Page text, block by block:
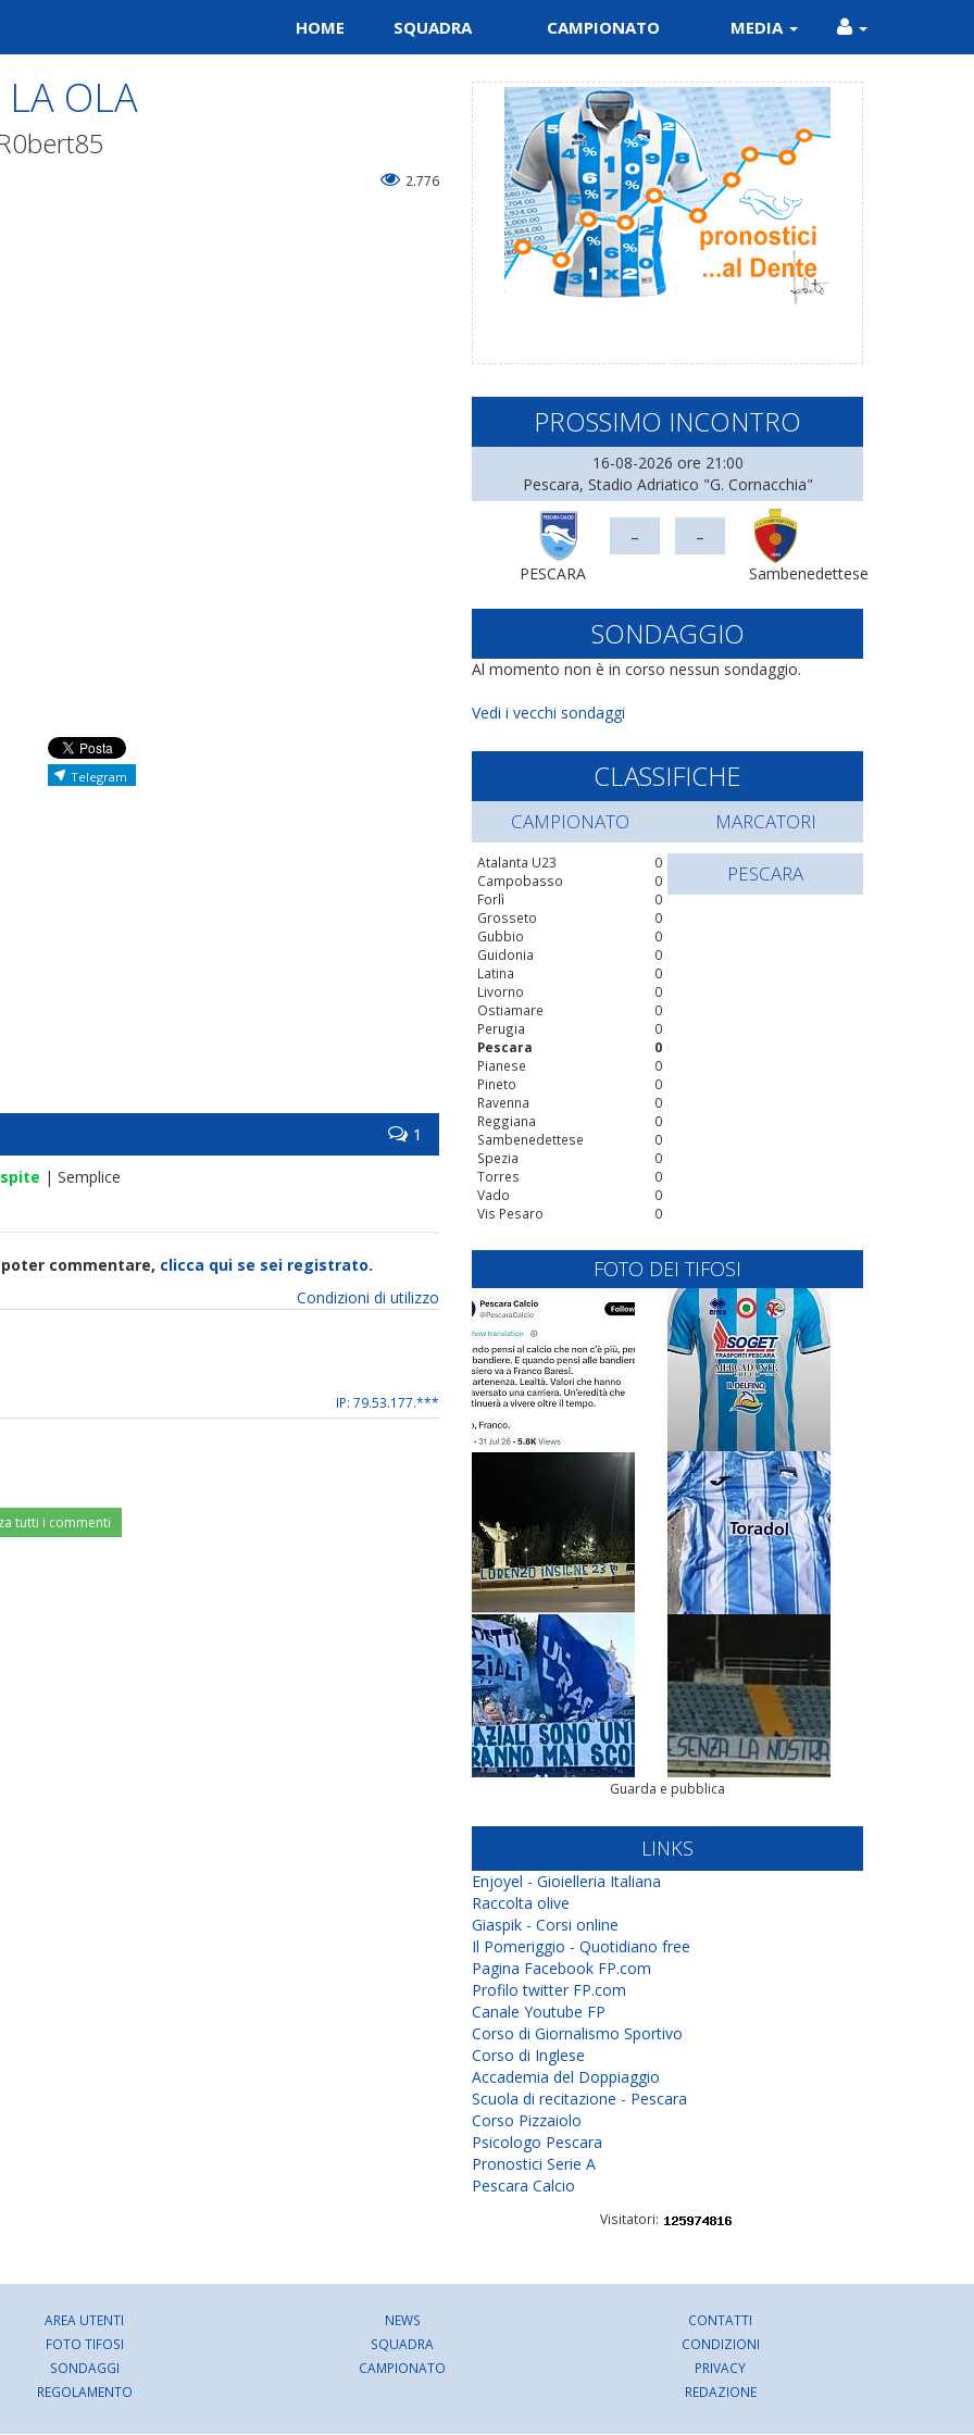
HOME SQUADRA CAMPIONATO MEDIA
OLA
2.776
Telegram
1
| Semplice
commentare, clicca qui se sei registrato.
Condizioni di utilizzo
IP: 79.53.177.***
tutti i commenti
PROSSIMO INCONTRO
16-08-2026 ore 21:00
Pescara, Stadio Adriatico "G. Cornacchia"
PESCARA
- -
Sambenedettese
SONDAGGIO
Al momento non è in corso nessun sondaggio.
Vedi i vecchi sondaggi
CLASSIFICHE
CAMPIONATO
0
Atalanta U23
0
Campobasso
0
Forlì
0
Grosseto
0
Gubbio
0
Guidonia
0
Latina
0
Livorno
0
Ostiamare
0
Perugia
0
Pescara
0
Pianese
0
Pineto
0
Ravenna
0
Reggiana
0
Sambenedettese
0
Spezia
0
Torres
0
Vado
0
Vis Pesaro
MARCATORI
PESCARA
FOTO DEI TIFOSI
Guarda e pubblica
LINKS
Enjoyel - Gioielleria Italiana
Raccolta olive
Giaspik - Corsi online
Il Pomeriggio - Quotidiano free
Pagina Facebook FP.com
Profilo twitter FP.com
Canale Youtube FP
Corso di Giornalismo Sportivo
Corso di Inglese
Accademia del Doppiaggio
Scuola di recitazione - Pescara
Corso Pizzaiolo
Psicologo Pescara
Pronostici Serie A
Pescara Calcio
Visitatori:
AREA UTENTI
FOTO TIFOSI
SONDAGGI
REGOLAMENTO
NEWS
SQUADRA
CAMPIONATO
CONTATTI
CONDIZIONI
PRIVACY
REDAZIONE